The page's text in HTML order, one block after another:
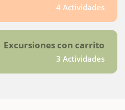
4 Actividades
Excursiones con carrito
3 Actividades